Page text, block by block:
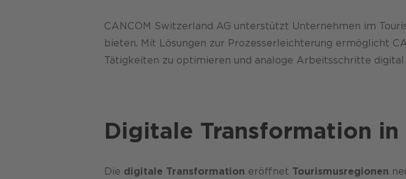
CANCOM Switzerland AG unterstützt Unternehmen im
bieten. Mit Lösungen zur Prozess­erleichterung ermöglicht
Tätigkeiten zu optimieren und analoge Arbeits­schritte
Digitale Transformation in
Die digitale Transformation eröffnet Tourismusregionen